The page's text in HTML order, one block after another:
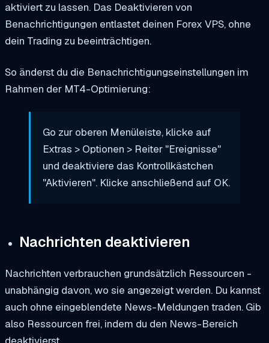
aktiviert zu lassen. Das Deaktivieren von
Benachrichtigungen entlastet deinen Forex VPS, ohne
dein Trading zu beeinträchtigen.
So änderst du die Benachrichtigungseinstellungen im
Rahmen der MT4-Optimierung:
Go zur oberen Menüleiste, klicke auf
Extras > Optionen > Reiter "Ereignisse"
und deaktiviere das Kontrollkästchen
"Aktivieren". Klicke anschließend auf OK.
Nachrichten deaktivieren
Nachrichten verbrauchen grundsätzlich Ressourcen -
unabhängig davon, wo sie angezeigt werden. Du kannst
auch ohne eingeblendete News-Meldungen traden. Gib
also Ressourcen frei, indem du den News-Bereich